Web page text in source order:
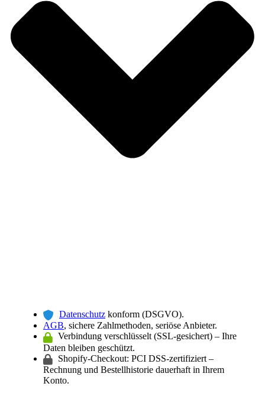
Datenschutz konform (DSGVO).
AGB, sichere Zahlmethoden, seriöse Anbieter.
Verbindung verschlüsselt (SSL-gesichert) – Ihre
Daten bleiben geschützt.
Shopify-Checkout: PCI DSS-zertifiziert –
Rechnung und Bestellhistorie dauerhaft in Ihrem
Konto.